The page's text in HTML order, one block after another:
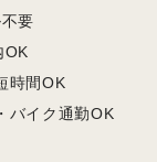
要
OK
時間OK
バイク通勤OK